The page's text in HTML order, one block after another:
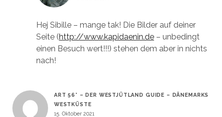
Hej Sibille – mange tak! Die Bilder auf deiner
Seite (http://www.kapidaenin.de– unbedingt
einen Besuch wert!!!) stehen dem aber in nichts
nach!
ART 56° – DER WESTJÜTLAND GUIDE – DÄNEMARKS
WESTKÜSTE
15. Oktober 2021